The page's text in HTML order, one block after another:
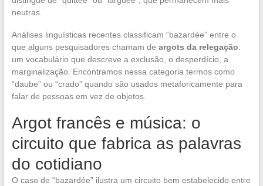
neutras.
Análises linguísticas recentes classificam “bazardée” entre o
que alguns pesquisadores chamam de argots da relegação:
um vocabulário que descreve a exclusão, o desperdício, a
marginalização. Encontramos nessa categoria termos como
“daube” ou “crado” quando são usados metaforicamente para
falar de pessoas em vez de objetos.
Argot francês e música: o
circuito que fabrica as palavras
do cotidiano
O caso de “bazardée” ilustra um circuito bem estabelecido entre